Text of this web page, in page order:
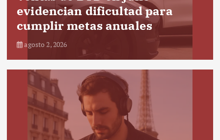
evidencian dificultad para
cumplir metas anuales
agosto 2, 2026